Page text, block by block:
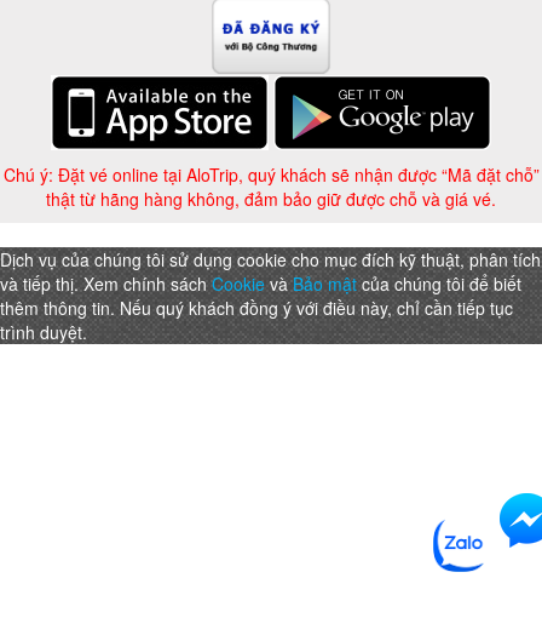
Chú ý: Đặt vé online tại AloTrip, quý khách sẽ nhận được “Mã đặt chỗ”
thật từ hãng hàng không, đảm bảo giữ được chỗ và giá vé.
Dịch vụ của chúng tôi sử dụng cookie cho mục đích kỹ thuật, phân tích
và tiếp thị. Xem chính sáchCookie và Bảo mật của chúng tôi để biết
thêm thông tin. Nếu quý khách đồng ý với điều này, chỉ cần tiếp tục
trình duyệt.